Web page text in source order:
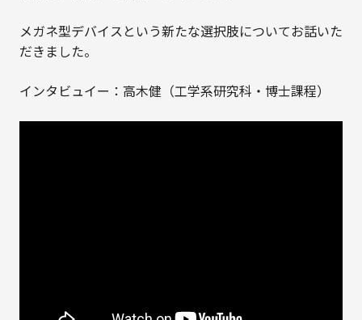
メガネ型デバイスという新たな選択肢についてお話いた
だきました。
インタビュイー：高木健（工学系研究科・博士課程）